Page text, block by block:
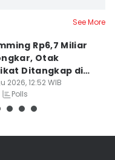
See More
Rp6,7 Miliar
Otak
Ditangkap di
2026, 12:52 WIB
Polls